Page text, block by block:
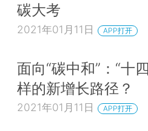
碳大考
2021年01月11日 APP打开
面向“碳中和”：“十
样的新增长路径？
2021年01月11日 APP打开